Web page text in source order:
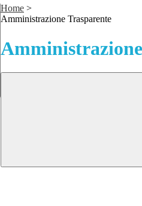
Home >
Amministrazione Trasparente